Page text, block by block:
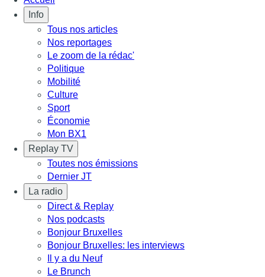
Info
Tous nos articles
Nos reportages
Le zoom de la rédac'
Politique
Mobilité
Culture
Sport
Économie
Mon BX1
Replay TV
Toutes nos émissions
Dernier JT
La radio
Direct & Replay
Nos podcasts
Bonjour Bruxelles
Bonjour Bruxelles: les interviews
Il y a du Neuf
Le Brunch